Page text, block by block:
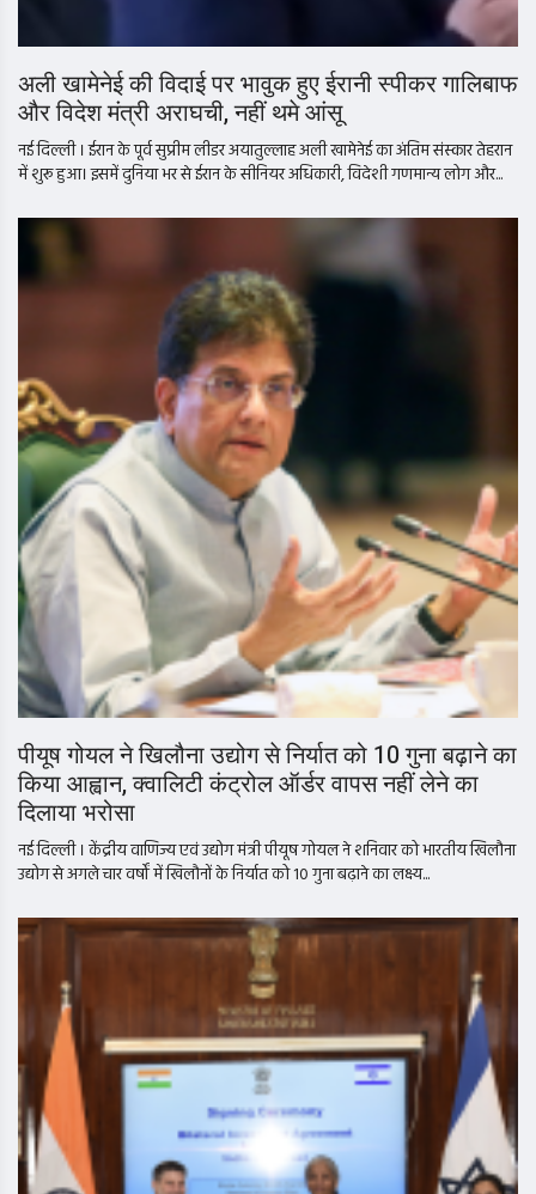
अली खामेनेई की विदाई पर भावुक हुए ईरानी स्पीकर गालिबाफ
और विदेश मंत्री अराघची, नहीं थमे आंसू
नई दिल्ली । ईरान के पूर्व सुप्रीम लीडर अयातुल्लाह अली खामेनेई का अंतिम संस्कार तेहरान
में शुरू हुआ। इसमें दुनिया भर से ईरान के सीनियर अधिकारी, विदेशी गणमान्य लोग और...
पीयूष गोयल ने खिलौना उद्योग से निर्यात को 10 गुना बढ़ाने का
किया आह्वान, क्वालिटी कंट्रोल ऑर्डर वापस नहीं लेने का
दिलाया भरोसा
नई दिल्ली । केंद्रीय वाणिज्य एवं उद्योग मंत्री पीयूष गोयल ने शनिवार को भारतीय खिलौना
उद्योग से अगले चार वर्षों में खिलौनों के निर्यात को 10 गुना बढ़ाने का लक्ष्य...